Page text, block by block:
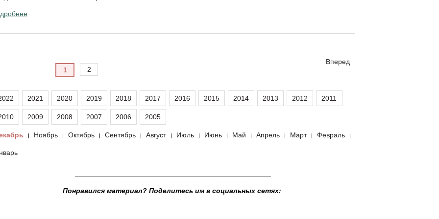
Вперед
1
2
2021 2020 2019 2018 2017 2016 2015 2014 2013 2012 2011
2009 2008 2007 2006 2005
Ноябрь Октябрь Сентябрь Август Июль Июнь Май Апрель Март Февраль
Понравился материал? Поделитесь им в социальных сетях: